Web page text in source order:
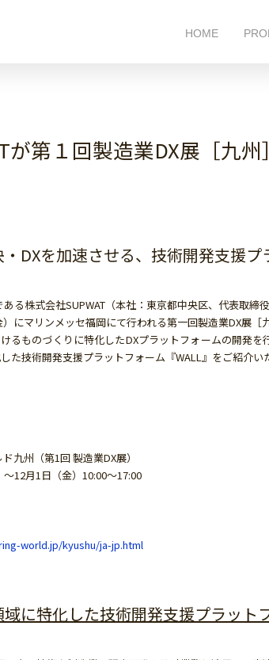
HOME
が第１回製造業DX展［九
DXを加速させる、技術開発支援
る株式会社SUPWAT（本社：東京都中央区、代表取締
にマリンメッセ福岡にて行われる第一回製造業DX展［
るものづくりに特化したDXプラットフォームの開発
た技術開発支援プラットフォーム『WALL』をご紹介い
九州（第1回 製造業DX展）
12月1日（金）10:00～17:00
world.jp/kyushu/ja-jp.html
に特化した技術開発支援プラット